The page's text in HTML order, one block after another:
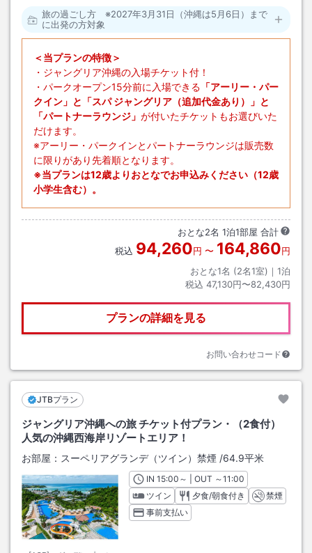
旅の過ごし方 ※2027年3月31日（沖縄は5月6日）まで
に出発の方対象
＜当プランの特徴＞
・ジャングリア沖縄の入場チケット付！
・パークオープン15分前に入場できる 「アーリー・パー
クイン」と「スパ ジャングリア（追加代金あり）」と
「パートナーラウンジ」 が付いたチケットもお選びいた
だけます。
※アーリー・パークインとパートナーラウンジは販売数
に限りがあり先着順となります。
※当プランは12歳よりおとなでお申込みください（12歳
小学生含む）。
おとな2名 1泊1部屋 合計
税込 94,260円 〜 164,860円
おとな1名 (2名1室)｜ 1泊
税込 47,130円〜82,430円
プランの詳細を見る
お問い合わせコード
JTBプラン
ジャングリア沖縄への旅 チケット付プラン・（2食付）
人気の沖縄西海岸リゾートエリア！
お部屋： スーペリアグランデ（ツイン）禁煙 /64.9平米
INチェックイン
15:00 ～ | OUT チェックアウト
～11:00
ツイン
夕食/朝食付き
禁煙
事前支払い